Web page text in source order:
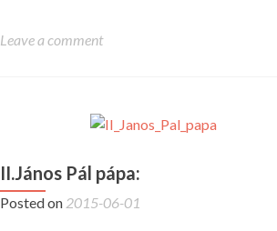
Leave a comment
II.János Pál pápa:
Posted on 2015-06-01